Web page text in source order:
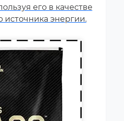
его в качестве
источника энергии.
по